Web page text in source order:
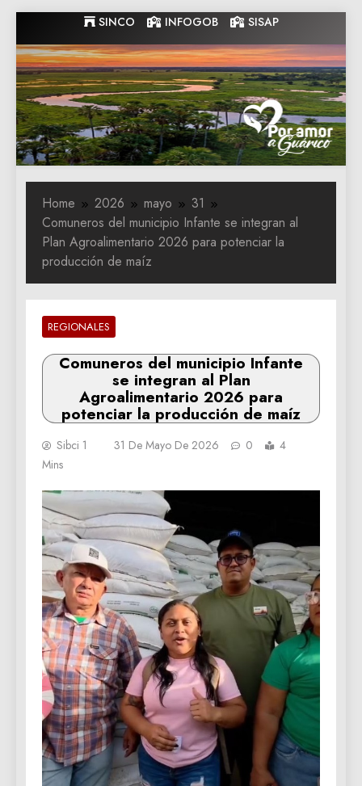
to
content
SINCO INFOGOB SISAP
Gobernacion
de Guarico
Gobernacion de Guarico
Home 2026 mayo
31
Comuneros del municipio Infante se integran al
Plan Agroalimentario 2026 para potenciar la
producción de maíz
REGIONALES
Comuneros del municipio Infante
se integran al Plan
Agroalimentario 2026 para
potenciar la producción de maíz
Sibci 1 31 De Mayo De 2026 0
4
Mins